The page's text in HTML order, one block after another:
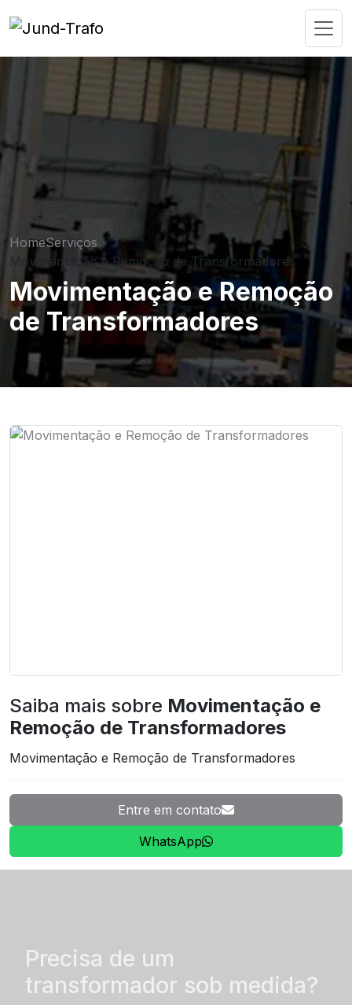
HomeServiços
Movimentação e Remoção de Transformadores
Movimentação e Remoção
de Transformadores
Saiba mais sobre Movimentação e
Remoção de Transformadores
Movimentação e Remoção de Transformadores
Entre em contato
WhatsApp
Precisa de um
transformador sob medida?